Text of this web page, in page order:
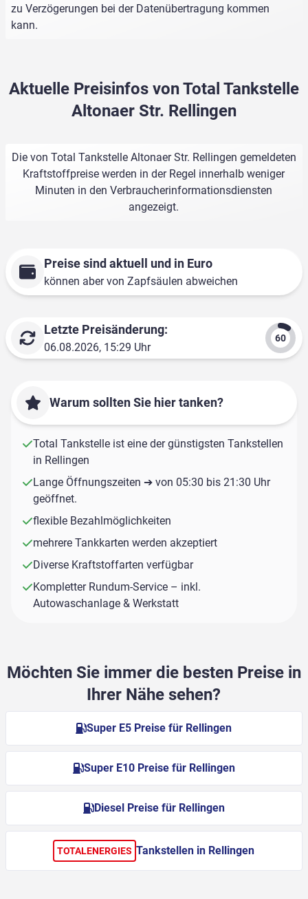
zu Verzögerungen bei der Datenübertragung kommen
kann.
Aktuelle Preisinfos von Total Tankstelle
Altonaer Str. Rellingen
Die von Total Tankstelle Altonaer Str. Rellingen gemeldeten
Kraftstoffpreise werden in der Regel innerhalb weniger
Minuten in den Verbraucherinformationsdiensten
angezeigt.
Preise sind aktuell und in Euro
können aber von Zapfsäulen abweichen
Letzte Preisänderung:
06.08.2026, 15:29 Uhr
Warum sollten Sie hier tanken?
Total Tankstelle ist eine der günstigsten Tankstellen
in Rellingen
Lange Öffnungszeiten ➔ von 05:30 bis 21:30 Uhr
geöffnet.
flexible Bezahlmöglichkeiten
mehrere Tankkarten werden akzeptiert
Diverse Kraftstoffarten verfügbar
Kompletter Rundum-Service – inkl.
Autowaschanlage & Werkstatt
Möchten Sie immer die besten Preise in
Ihrer Nähe sehen?
Super E5 Preise für Rellingen
Super E10 Preise für Rellingen
Diesel Preise für Rellingen
TOTALENERGIES Tankstellen in Rellingen